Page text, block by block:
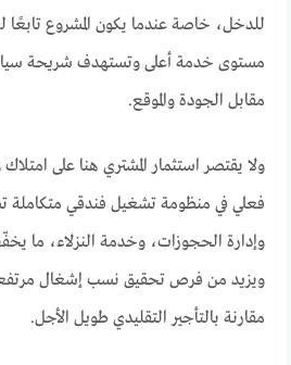
للدخل، خاصة عندما يكون المشروع تابعًا
مستوى خدمة أعلى وتستهدف شريحة
مقابل الجودة والموقع.
ولا يقتصر استثمار المشتري هنا على
فعلي في منظومة تشغيل فندقي متكاملة
وإدارة الحجوزات، وخدمة النزلاء، ما
ويزيد من فرص تحقيق نسب إشغال مرتفعة
مقارنة بالتأجير التقليدي طويل الأجل.